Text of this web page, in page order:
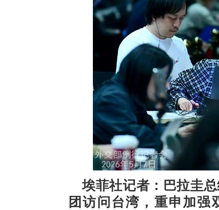
埃菲社记者：巴拉圭
团访问台湾，重申加强